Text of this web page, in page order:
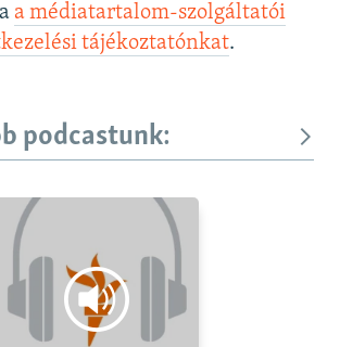
a médiatartalom-szolgáltatói
tájékoztatónkat.
podcastunk: